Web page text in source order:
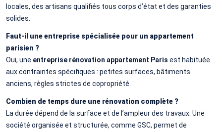
locales, des artisans qualifiés tous corps d’état et des garanties
solides.
Faut-il une entreprise spécialisée pour un appartement
parisien ?
Oui, une entreprise rénovation appartement Paris est habituée
aux contraintes spécifiques : petites surfaces, bâtiments
anciens, règles strictes de copropriété.
Combien de temps dure une rénovation complète ?
La durée dépend de la surface et de l’ampleur des travaux. Une
société organisée et structurée, comme GSC, permet de